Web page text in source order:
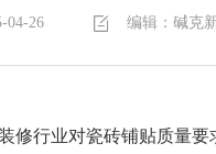
04-26 编辑：碱克
修行业对瓷砖铺贴质量要